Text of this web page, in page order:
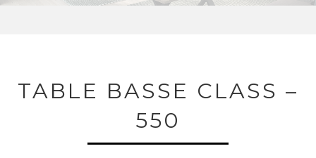
TABLE BASSE CLASS –
550